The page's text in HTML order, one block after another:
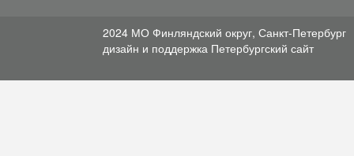
2024 МО Финляндский округ, Санкт-Петербург
дизайн и поддержка Петербургский сайт